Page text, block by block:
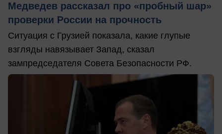
Медведев рассказал про «пробный шар»
проверки России на прочность
Ситуация с Грузией показала, какие глупые
взгляды навязывает Запад, сказал
зампредседателя Совета Безопасности РФ.